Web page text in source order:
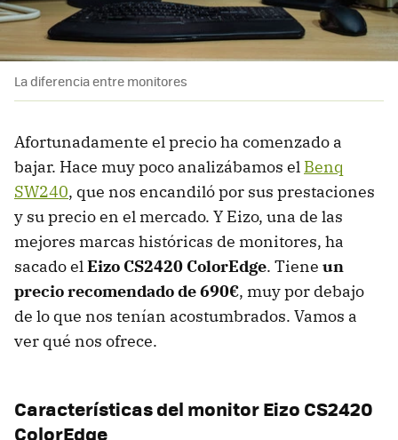
La diferencia entre monitores
Afortunadamente el precio ha comenzado a
bajar. Hace muy poco analizábamos el Benq
SW240, que nos encandiló por sus prestaciones
y su precio en el mercado. Y Eizo, una de las
mejores marcas históricas de monitores, ha
sacado elEizo CS2420 ColorEdge. Tiene un
precio recomendado de 690€, muy por debajo
de lo que nos tenían acostumbrados. Vamos a
ver qué nos ofrece.
Características del monitor Eizo CS2420
ColorEdge